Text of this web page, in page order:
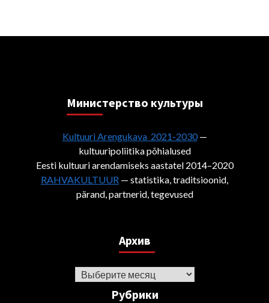
Министерствo культуры
Kultuuri Arengukava 2021-2030—
kultuuripoliitika põhialused
Eesti kultuuri arendamiseks aastatel 2014–2020
RAHVAKULTUUR — statistika, traditsioonid,
pärand, partnerid, tegevused
Архив
Архив
Рубрики